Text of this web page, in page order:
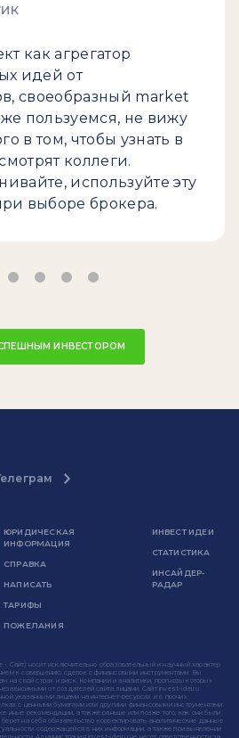
как агрегатор
идей от
своеобразный market
пользуемся, не вижу
в том, чтобы узнать в
коллеги.
используйте эту
выборе брокера.
ИНВЕСТОРОМ
ЮРИДИЧЕСКАЯ
ИНФОРМАЦИЯ
СПРАВКА
НАПИСАТЬ
ТАРИФЫ
ПОЖЕЛАНИЯ
ИНВЕСТ ИДЕИ
СТАТИСТИКА
ИНСАЙДЕР-
РАДАР
Сайт) носит исключительно образовательный и научный характер
к совершению сделок с финансовыми инструментами. Вы
на свой страх и риск. Компании и аналитики, прогнозы которых
от создателей сайта лицами. Сайт invest-idei.ru
указанными лицами на интернет-ресурсах и в прочих
с ценными бумагами или другими финансовыми инструментами.
иные рекомендации, а также раньше или позже того, как они были
на себя обязательство корректировать аналитические данные
содержащейся в них информации, а также при выявлении